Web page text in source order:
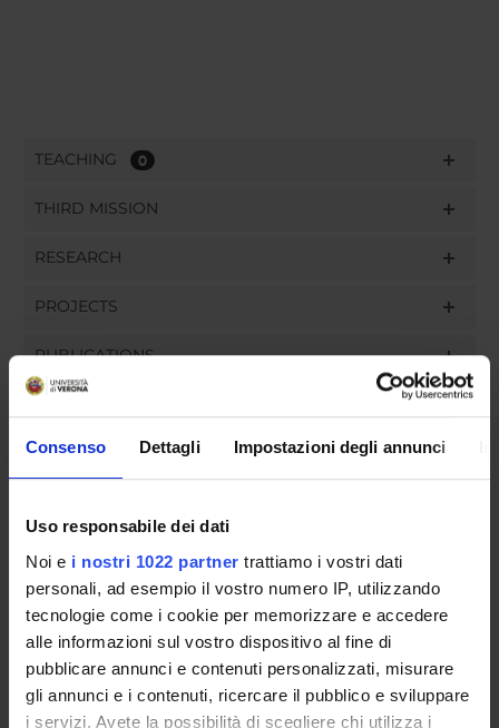
Consenso Dettagli Impostazioni degli annunci
Uso responsabile dei dati
Noi e i nostri 1022 partner trattiamo i vostri dati
personali, ad esempio il vostro numero IP, utilizzando
tecnologie come i cookie per memorizzare e accedere
alle informazioni sul vostro dispositivo al fine di
pubblicare annunci e contenuti personalizzati, misurare
gli annunci e i contenuti, ricercare il pubblico e sviluppare
i servizi. Avete la possibilità di scegliere chi utilizza i
TEACHING 0
THIRD MISSION
RESEARCH
PROJECTS
PUBLICATIONS
ORGANISATION
GOVERNANCE
COMMITTEES
DEPARTMENT ADMINISTRATION OFFICES
STUDENT ADMINISTRATION OFFICES